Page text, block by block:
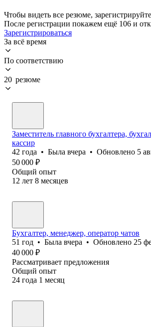
Чтобы видеть все резюме,
После регистрации покажем ещё 106 и
Зарегистрироваться
За всё время
По соответствию
20 резюме
Заместитель главного бухгалтера,
кассир
42 года • Была вчера • Обновлено 5
50 000 ₽
Общий опыт
12 лет 8 месяцев
Бухгалтер, менеджер, оператор чатов
51 год • Была вчера • Обновлено 25
40 000 ₽
Рассматривает предложения
Общий опыт
24 года 1 месяц